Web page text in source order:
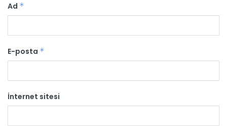
Ad *
E-posta *
İnternet sitesi